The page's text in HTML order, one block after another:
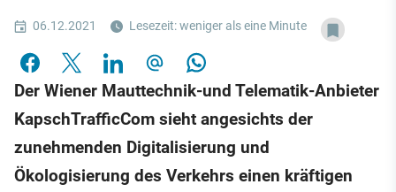
06.12.2021 Lesezeit: weniger als eine Minute
Der Wiener Mauttechnik-und Telematik-Anbieter
KapschTrafficCom sieht angesichts der
zunehmenden Digitalisierung und
Ökologisierung des Verkehrs einen kräftigen